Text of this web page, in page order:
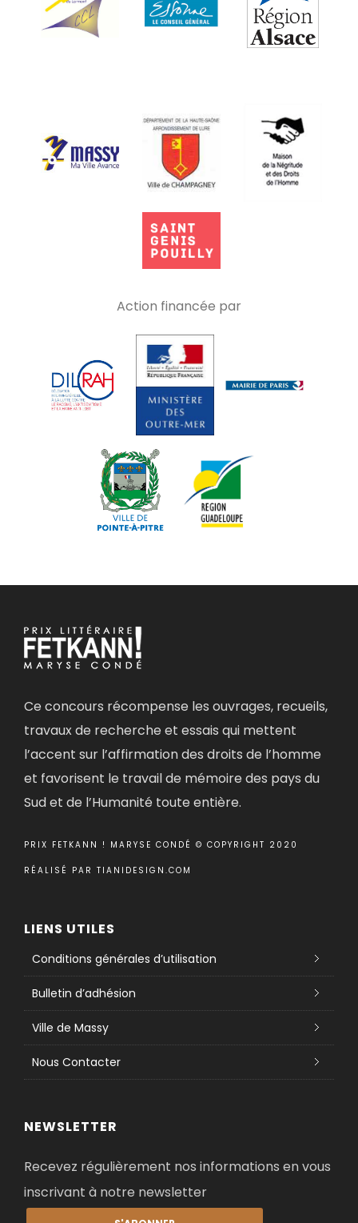
Action financée par
Ce concours récompense les ouvrages, recueils,
travaux de recherche et essais qui mettent
l’accent sur l’affirmation des droits de l’homme
et favorisent le travail de mémoire des pays du
Sud et de l’Humanité toute entière.
PRIX FETKANN ! MARYSE CONDÉ © COPYRIGHT 2020
RÉALISÉ PAR TIANIDESIGN.COM
LIENS UTILES
Conditions générales d’utilisation
Bulletin d’adhésion
Ville de Massy
Nous Contacter
NEWSLETTER
Recevez régulièrement nos informations en vous
inscrivant à notre newsletter